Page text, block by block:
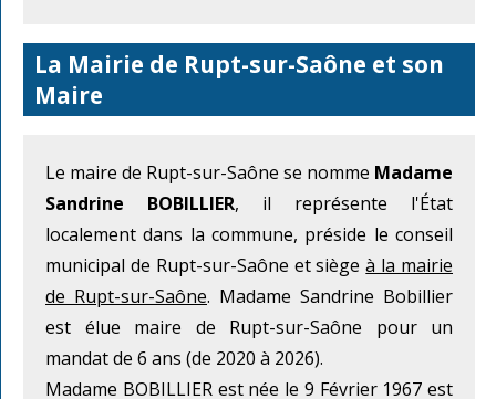
La Mairie de Rupt-sur-Saône et son
Maire
Le maire de Rupt-sur-Saône se nomme Madame
Sandrine BOBILLIER, il représente l'État
localement dans la commune, préside le conseil
municipal de Rupt-sur-Saône et siègeà la mairie
de Rupt-sur-Saône. Madame Sandrine Bobillier
est élue maire de Rupt-sur-Saône pour un
mandat de 6 ans (de 2020 à 2026).
Madame BOBILLIER est née le 9 Février 1967 est